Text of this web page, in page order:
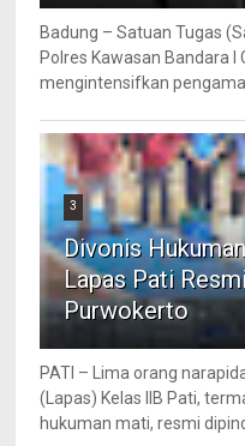
Badung – Satuan Tugas
Polres Kawasan Bandara I
mengintensifkan
3
Divonis
Lapas Pati
Purwokerto
PATI – Lima orang
(Lapas) Kelas IIB Pati,
hukuman mati, resmi